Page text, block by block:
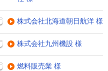
株式会社北海道朝日航洋 様
株式会社九州機設 様
燃料販売業 様